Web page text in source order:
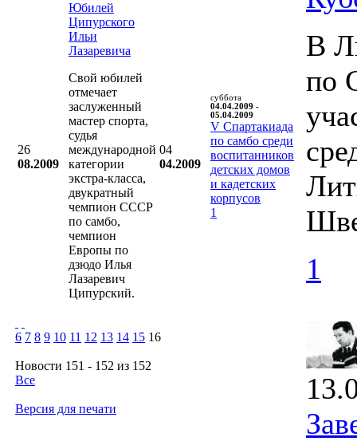
26
08.2009
Юбилей
Ципурского
Ильи
Лазаревича
Свой юбилей
отмечает
заслуженный
мастер спорта,
судья
международной
категории
экстра-класса,
двукратный
чемпион СССР
по самбо,
чемпион
Европы по
дзюдо Илья
Лазаревич
Ципурский.
04
04.2009
суббота
04.04.2009 -
05.04.2009
V Cпартакиада
по самбо среди
воспитанников
детских домов
и кадетских
корпусов
1
6 7 8 9 10 11 12 13 14 15 16
Новости 151 - 152 из 152
Все
Версия для печати
В
по
1